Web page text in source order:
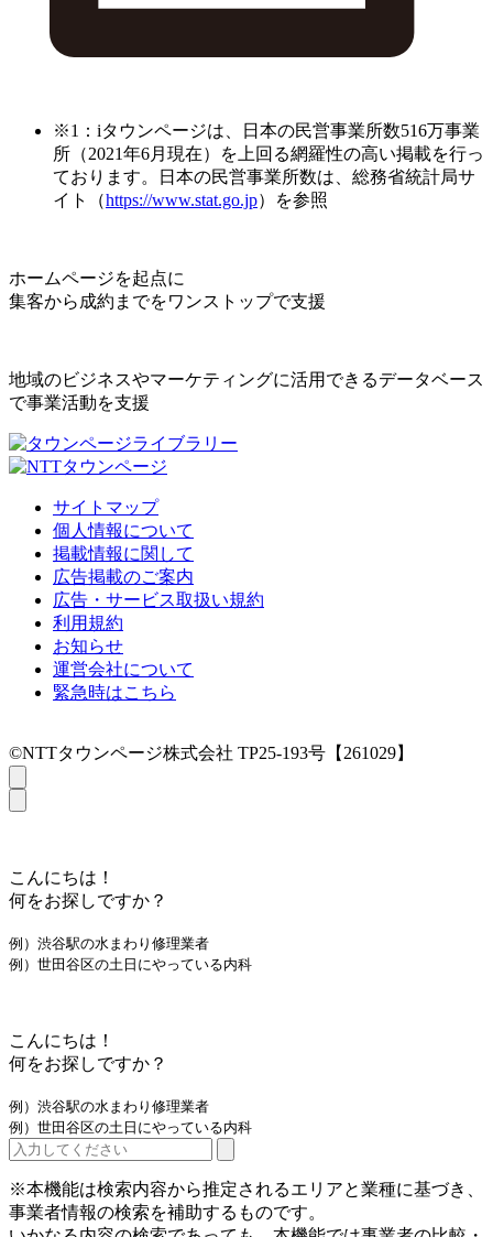
※1：iタウンページは、日本の民営事業所数516万事業
所（2021年6月現在）を上回る網羅性の高い掲載を行っ
ております。日本の民営事業所数は、総務省統計局サ
イト（https://www.stat.go.jp）を参照
ホームページを起点に
集客から成約までをワンストップで支援
地域のビジネスやマーケティングに活用できるデータベース
で事業活動を支援
サイトマップ
個人情報について
掲載情報に関して
広告掲載のご案内
広告・サービス取扱い規約
利用規約
お知らせ
運営会社について
緊急時はこちら
©NTTタウンページ株式会社 TP25-193号【261029】
こんにちは！
何をお探しですか？
例）渋谷駅の水まわり修理業者
例）世田谷区の土日にやっている内科
こんにちは！
何をお探しですか？
例）渋谷駅の水まわり修理業者
例）世田谷区の土日にやっている内科
※本機能は検索内容から推定されるエリアと業種に基づき、
事業者情報の検索を補助するものです。